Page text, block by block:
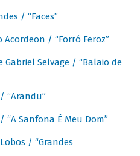
/ “Faces”
/ “Forró Feroz”
Gabriel Selvage / “Balaio de
“Arandu”
“A Sanfona É Meu Dom”
/ “Grandes